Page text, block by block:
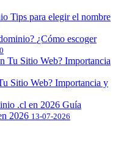
Tips para elegir el nombre
¿Cómo escoger
Sitio Web? Importancia y
Guía
2026 13-07-2026